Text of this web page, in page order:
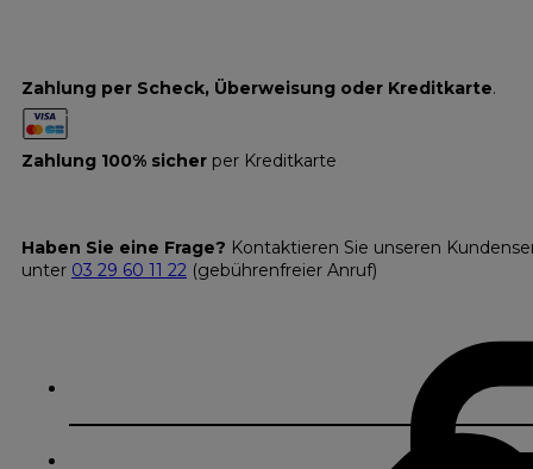
Zahlung per Scheck, Überweisung oder Kreditkarte.
Zahlung 100% sicher per Kreditkarte
Haben Sie eine Frage? Kontaktieren Sie unseren
unter 03 29 60 11 22 (gebührenfreier Anruf)